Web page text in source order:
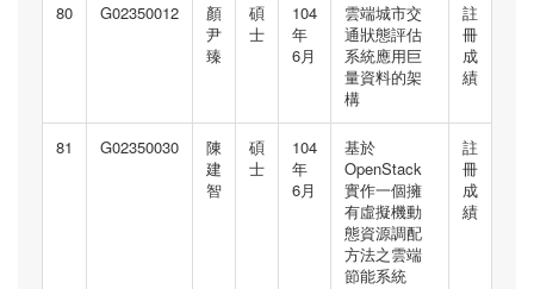
80 G02350012
顏
尹
臻
碩
士
104
年
6月
雲端城市交
通狀態評估
系統應用巨
量資料的架
構
註
冊
成
績
81 G02350030
陳
建
智
碩
士
104
年
6月
基於
OpenStack
實作一個擁
有虛擬機動
態資源調配
方法之雲端
節能系統
註
冊
成
績